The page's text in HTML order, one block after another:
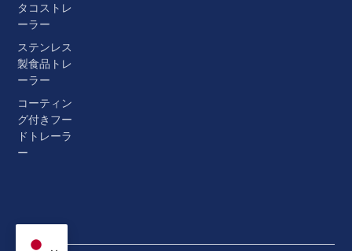
タコストレ
ーラー
ステンレス
製食品トレ
ーラー
コーティン
グ付きフー
ドトレーラ
ー